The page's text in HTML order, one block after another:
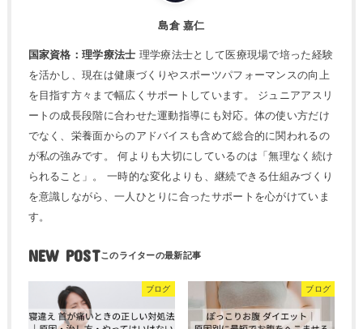
島倉 嘉仁
国家資格：理学療法士 理学療法士として医療現場で培った経験
を活かし、現在は健康づくりやスポーツパフォーマンスの向上
を目指す方々まで幅広くサポートしています。 ジュニアアスリ
ートの成長段階に合わせた運動指導にも対応。体の使い方だけ
でなく、栄養面からのアドバイスも含めて総合的に関われるの
が私の強みです。 何よりも大切にしているのは「無理なく続け
られること」。 一時的な変化よりも、継続できる仕組みづくり
を意識しながら、一人ひとりに合ったサポートを心がけていま
す。
NEW POST
ブログ ブログ